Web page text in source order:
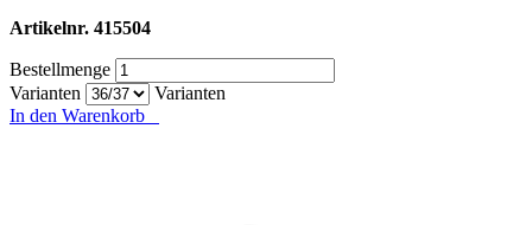
Artikelnr. 415504
Bestellmenge
Varianten
Varianten
In den Warenkorb